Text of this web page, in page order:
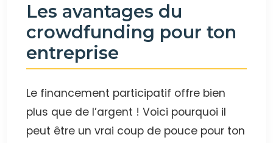
Les avantages du
crowdfunding pour ton
entreprise
Le financement participatif offre bien
plus que de l’argent ! Voici pourquoi il
peut être un vrai coup de pouce pour ton